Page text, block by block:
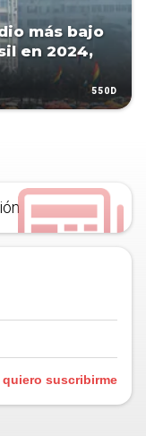
más bajo
en 2024,
550D
suscribirme